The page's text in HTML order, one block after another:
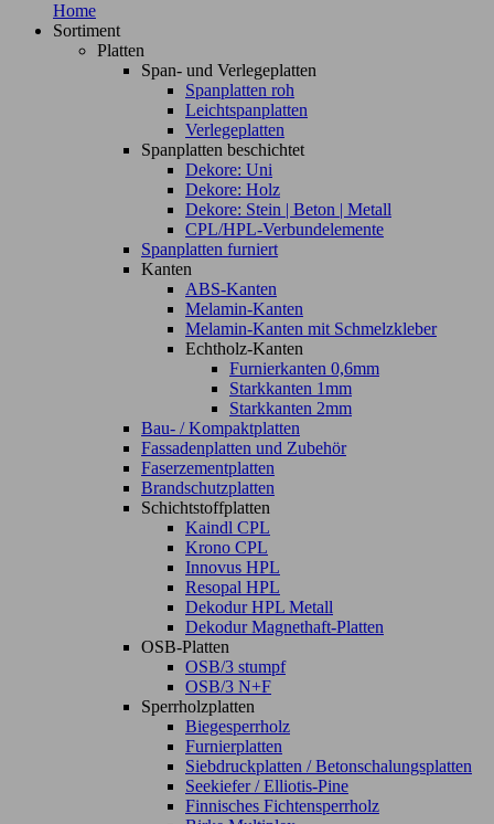
Home
Sortiment
Platten
Span- und Verlegeplatten
Spanplatten roh
Leichtspanplatten
Verlegeplatten
Spanplatten beschichtet
Dekore: Uni
Dekore: Holz
Dekore: Stein | Beton | Metall
CPL/HPL-Verbundelemente
Spanplatten furniert
Kanten
ABS-Kanten
Melamin-Kanten
Melamin-Kanten mit Schmelzkleber
Echtholz-Kanten
Furnierkanten 0,6mm
Starkkanten 1mm
Starkkanten 2mm
Bau- / Kompaktplatten
Fassadenplatten und Zubehör
Faserzementplatten
Brandschutzplatten
Schichtstoffplatten
Kaindl CPL
Krono CPL
Innovus HPL
Resopal HPL
Dekodur HPL Metall
Dekodur Magnethaft-Platten
OSB-Platten
OSB/3 stumpf
OSB/3 N+F
Sperrholzplatten
Biegesperrholz
Furnierplatten
Siebdruckplatten / Betonschalungsplatten
Seekiefer / Elliotis-Pine
Finnisches Fichtensperrholz